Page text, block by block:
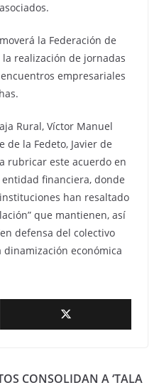
la Federación de
realización de jornadas
empresariales
Rural, Víctor Manuel
de la Fedeto, Javier de
rubricar este acuerdo en
financiera, donde
han resaltado
que mantienen, así
defensa del colectivo
económica
CONSOLIDAN A ‘TALA